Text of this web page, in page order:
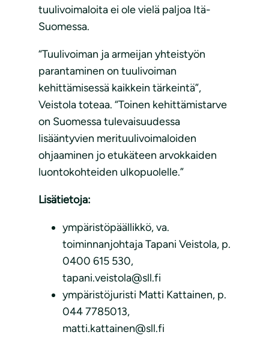
tuulivoimaloita ei ole vielä paljoa Itä-
Suomessa.
“Tuulivoiman ja armeijan yhteistyön
parantaminen on tuulivoiman
kehittämisessä kaikkein tärkeintä”,
Veistola toteaa. “Toinen kehittämistarve
on Suomessa tulevaisuudessa
lisääntyvien merituulivoimaloiden
ohjaaminen jo etukäteen arvokkaiden
luontokohteiden ulkopuolelle.”
Lisätietoja:
ympäristöpäällikkö, va.
toiminnanjohtaja Tapani Veistola, p.
0400 615 530,
tapani.veistola@sll.fi
ympäristöjuristi Matti Kattainen, p.
044 7785013,
matti.kattainen@sll.fi